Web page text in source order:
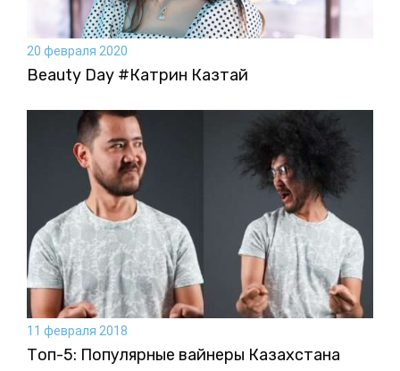
20 февраля 2020
Beauty Day #Катрин Казтай
11 февраля 2018
Топ-5: Популярные вайнеры Казахстана